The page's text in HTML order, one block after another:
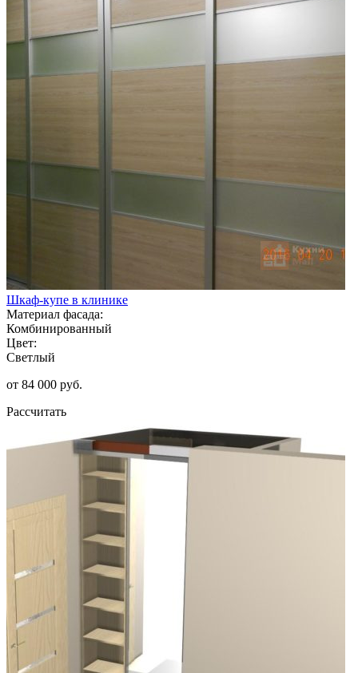
Шкаф-купе в клинике
Материал фасада:
Комбинированный
Цвет:
Светлый
от 84 000 руб.
Рассчитать